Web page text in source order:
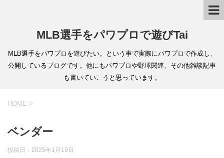
MLB選手をパワプロで遊びTai
MLB選手をパワプロを遊びたい。という事で実際にパワプロで作成し、
公開しているブログです。他にもパワプロや野球関連、その他雑談記事
も書いていこうと思っています。
HOME >
ベンダー
投稿日： 2025年1月19日